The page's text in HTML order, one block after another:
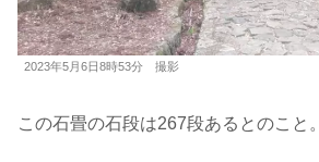
2023年5月6日8時53分 撮影
この石畳の石段は267段あるとのこと。